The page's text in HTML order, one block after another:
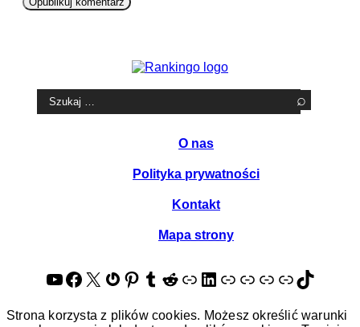
Szukaj:
O nas
Polityka prywatności
Kontakt
Mapa strony
YouTube
Facebook
X Gravatar
Pinterest
Tumblr
Reddit
About.me
LinkedIn
Quora
Goldenline
Crunchbase
TikTok
Strona korzysta z plików cookies. Możesz określić warunki